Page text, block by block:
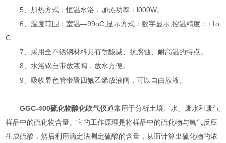
5、加热方式：恒温水浴，加热功率：l000W。
6、温度范围：室温—99oC,显示方式：数字显示,控温精度：±1o
C
7、采用全不锈钢材料具有耐酸减、抗腐蚀、耐高温的特点。
8、水浴锅自带放液阀，放水方便。
9、吸收显色管带聚四氟乙烯放液阀，可以自由放液。
GGC-400硫化物酸化吹气仪通常用于分析土壤、水、废水和废气
样品中的硫化物含量。它的工作原理是将样品中的硫化物与氧气反应
生成硫酸，然后利用滴定法测定硫酸的含量，从而计算出硫化物的浓